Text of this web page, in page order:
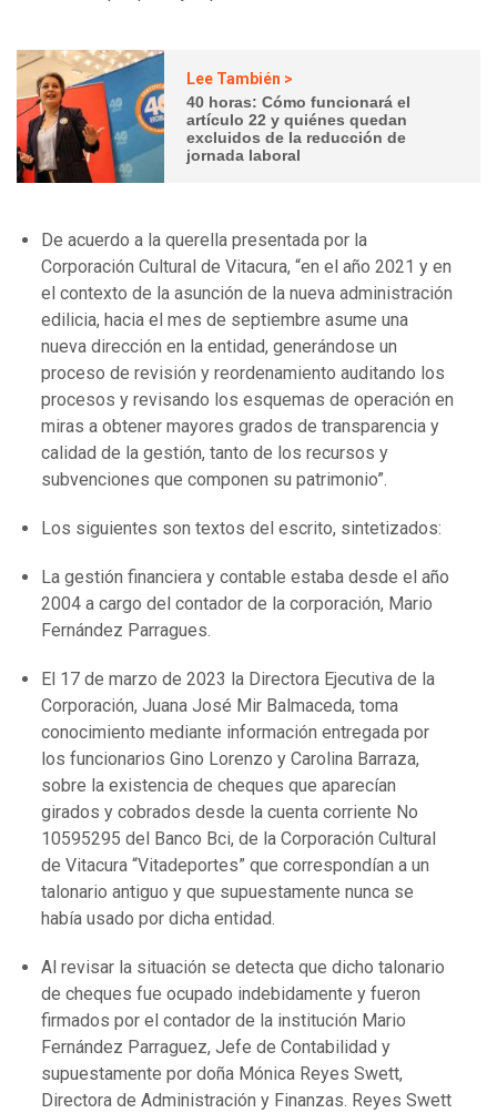
Lee También >
40 horas: Cómo funcionará el
artículo 22 y quiénes quedan
excluidos de la reducción de
jornada laboral
De acuerdo a la querella presentada por la
Corporación Cultural de Vitacura, “en el año 2021 y en
el contexto de la asunción de la nueva administración
edilicia, hacia el mes de septiembre asume una
nueva dirección en la entidad, generándose un
proceso de revisión y reordenamiento auditando los
procesos y revisando los esquemas de operación en
miras a obtener mayores grados de transparencia y
calidad de la gestión, tanto de los recursos y
subvenciones que componen su patrimonio”.
Los siguientes son textos del escrito, sintetizados:
La gestión financiera y contable estaba desde el año
2004 a cargo del contador de la corporación, Mario
Fernández Parragues.
El 17 de marzo de 2023 la Directora Ejecutiva de la
Corporación, Juana José Mir Balmaceda, toma
conocimiento mediante información entregada por
los funcionarios Gino Lorenzo y Carolina Barraza,
sobre la existencia de cheques que aparecían
girados y cobrados desde la cuenta corriente No
10595295 del Banco Bci, de la Corporación Cultural
de Vitacura “Vitadeportes” que correspondían a un
talonario antiguo y que supuestamente nunca se
había usado por dicha entidad.
Al revisar la situación se detecta que dicho talonario
de cheques fue ocupado indebidamente y fueron
firmados por el contador de la institución Mario
Fernández Parraguez, Jefe de Contabilidad y
supuestamente por doña Mónica Reyes Swett,
Directora de Administración y Finanzas. Reyes Swett